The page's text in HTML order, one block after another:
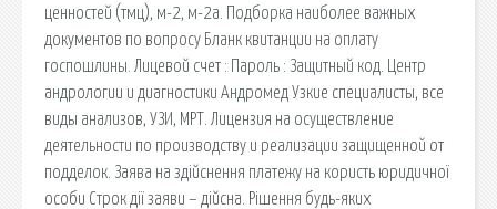
ценностей (тмц), м-2, м-2а. Подборка наиболее важных
документов по вопросу Бланк квитанции на оплату
госпошлины. Лицевой счет : Пароль : Защитный код. Центр
андрологии и диагностики Андромед Узкие специалисты, все
виды анализов, УЗИ, МРТ. Лицензия на осуществление
деятельности по производству и реализации защищенной от
подделок. Заява на здійснення платежу на користь юридичної
особи Строк дії заяви – дійсна. Рішення будь-яких